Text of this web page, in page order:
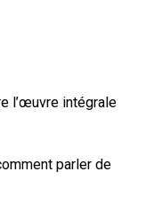
l’œuvre intégrale
parler de